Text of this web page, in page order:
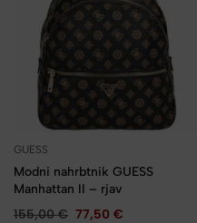
GUESS
Modni nahrbtnik GUESS
Manhattan II – rjav
155,00€ 77,50 €